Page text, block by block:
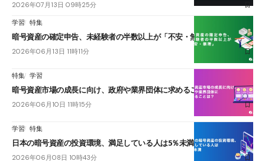
2026年07月13日 09時25分
学習 特集
暗号資産の確定申告、未経験者の半数以上が「不安・無理」
2026年06月13日 11時11分
特集 学習
暗号資産市場の成長に向け、政府や業界団体に求めることは？
2026年06月10日 11時15分
学習 特集
日本の暗号資産の投資環境、満足している人は5％未満
2026年06月08日 10時43分